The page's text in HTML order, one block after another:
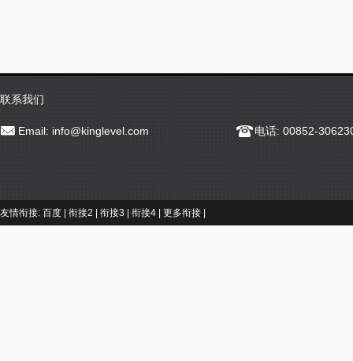
联系我们
Email: info@kinglevel.com 电话: 00852-
友情衔接: 百度 衔接2 衔接3 衔接4 更多衔接